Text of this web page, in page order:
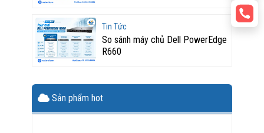
Tin Tức
So sánh máy chủ Dell PowerEdge
R660
Sản phẩm hot